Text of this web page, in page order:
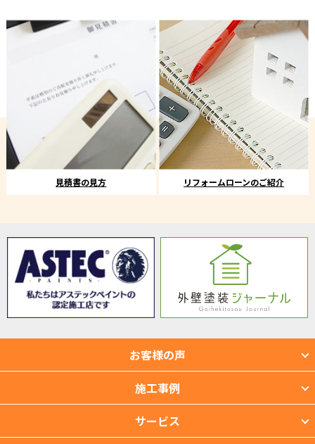
見積書の見方 リフォームローンのご紹介
お客様の声
施工事例
サービス